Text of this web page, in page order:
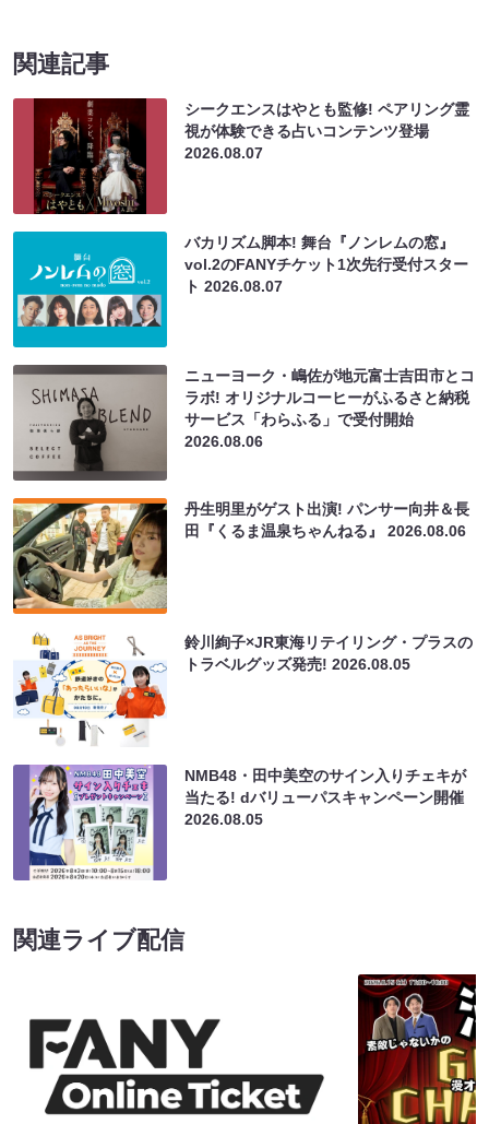
関連記事
シークエンスはやとも監修! ペアリング霊
視が体験できる占いコンテンツ登場
2026.08.07
バカリズム脚本! 舞台『ノンレムの窓』
vol.2のFANYチケット1次先行受付スター
ト2026.08.07
ニューヨーク・嶋佐が地元富士吉田市とコ
ラボ! オリジナルコーヒーがふるさと納税
サービス「わらふる」で受付開始
2026.08.06
丹生明里がゲスト出演! パンサー向井＆長
田『くるま温泉ちゃんねる』2026.08.06
鈴川絢子×JR東海リテイリング・プラスの
トラベルグッズ発売!2026.08.05
NMB48・田中美空のサイン入りチェキが
当たる! dバリューパスキャンペーン開催
2026.08.05
関連ライブ配信